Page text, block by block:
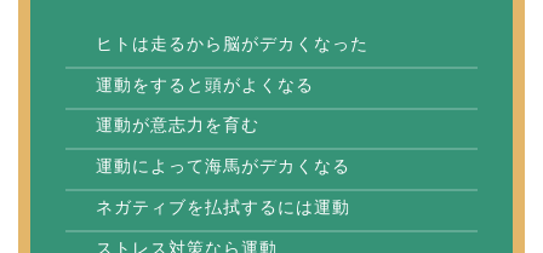
ヒトは走るから脳がデカくなった
運動をすると頭がよくなる
運動が意志力を育む
運動によって海馬がデカくなる
ネガティブを払拭するには運動
ストレス対策なら運動